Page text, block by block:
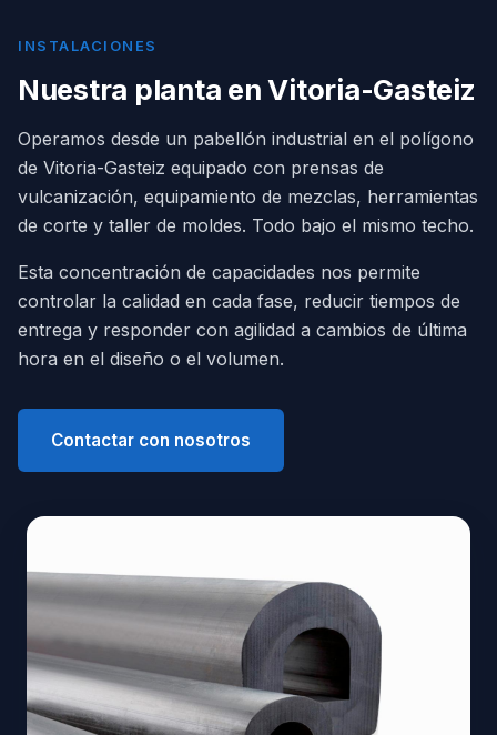
INSTALACIONES
Nuestra planta en Vitoria-Gasteiz
Operamos desde un pabellón industrial en el polígono
de Vitoria-Gasteiz equipado con prensas de
vulcanización, equipamiento de mezclas, herramientas
de corte y taller de moldes. Todo bajo el mismo techo.
Esta concentración de capacidades nos permite
controlar la calidad en cada fase, reducir tiempos de
entrega y responder con agilidad a cambios de última
hora en el diseño o el volumen.
Contactar con nosotros